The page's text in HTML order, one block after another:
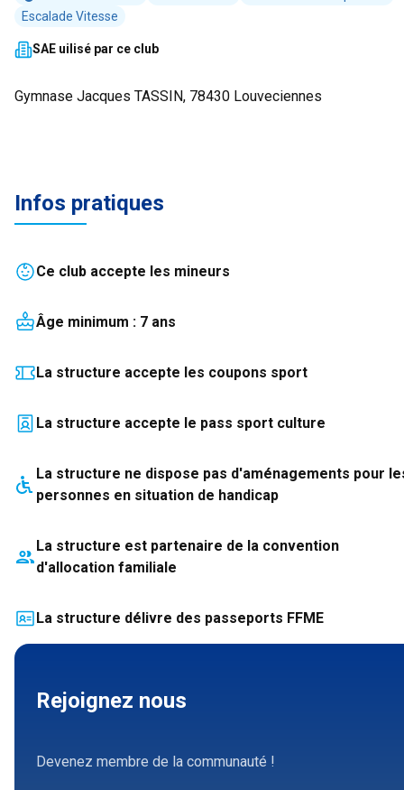
Escalade Vitesse
SAE uilisé par ce club
Gymnase Jacques TASSIN, 78430 Louveciennes
Infos pratiques
Ce club accepte les mineurs
Âge minimum : 7 ans
La structure accepte les coupons sport
La structure accepte le pass sport culture
La structure ne dispose pas d'aménagements pour
personnes en situation de handicap
La structure est partenaire de la convention
d'allocation familiale
La structure délivre des passeports FFME
Rejoignez nous
Devenez membre de la communauté !